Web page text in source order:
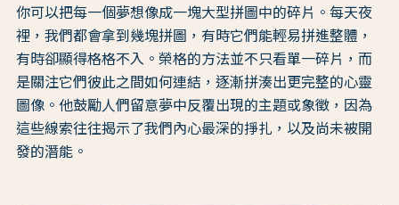
你可以把每一個夢想像成一塊大型拼圖中的碎片。每天夜
裡，我們都會拿到幾塊拼圖，有時它們能輕易拼進整體，
有時卻顯得格格不入。榮格的方法並不只看單一碎片，而
是關注它們彼此之間如何連結，逐漸拼湊出更完整的心靈
圖像。他鼓勵人們留意夢中反覆出現的主題或象徵，因為
這些線索往往揭示了我們內心最深的掙扎，以及尚未被開
發的潛能。